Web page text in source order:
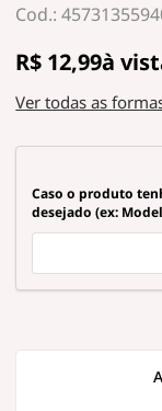
R$ 12,99
Ver todas as
Caso o produto
desejado (ex: